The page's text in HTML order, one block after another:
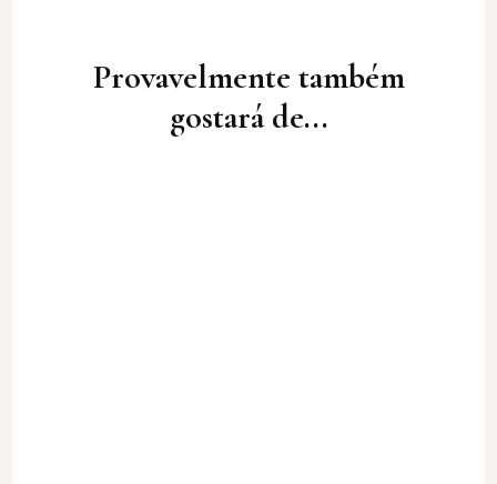
Provavelmente também
gostará de...